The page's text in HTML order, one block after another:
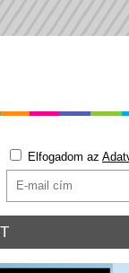
Elfogadom az